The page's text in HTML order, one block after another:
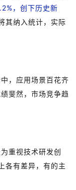
，创下历史新
其纳入统计，实际
，应用场景百花齐
斐然，市场竞争趋
重视技术研发创
各有差异，有的主